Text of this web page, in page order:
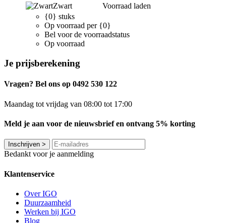
Zwart
Voorraad laden
{0} stuks
Op voorraad per {0}
Bel voor de voorraadstatus
Op voorraad
Je prijsberekening
Vragen? Bel ons op 0492 530 122
Maandag tot vrijdag van 08:00 tot 17:00
Meld je aan voor de nieuwsbrief en ontvang 5% korting
Inschrijven >
Bedankt voor je aanmelding
Klantenservice
Over IGO
Duurzaamheid
Werken bij IGO
Blog